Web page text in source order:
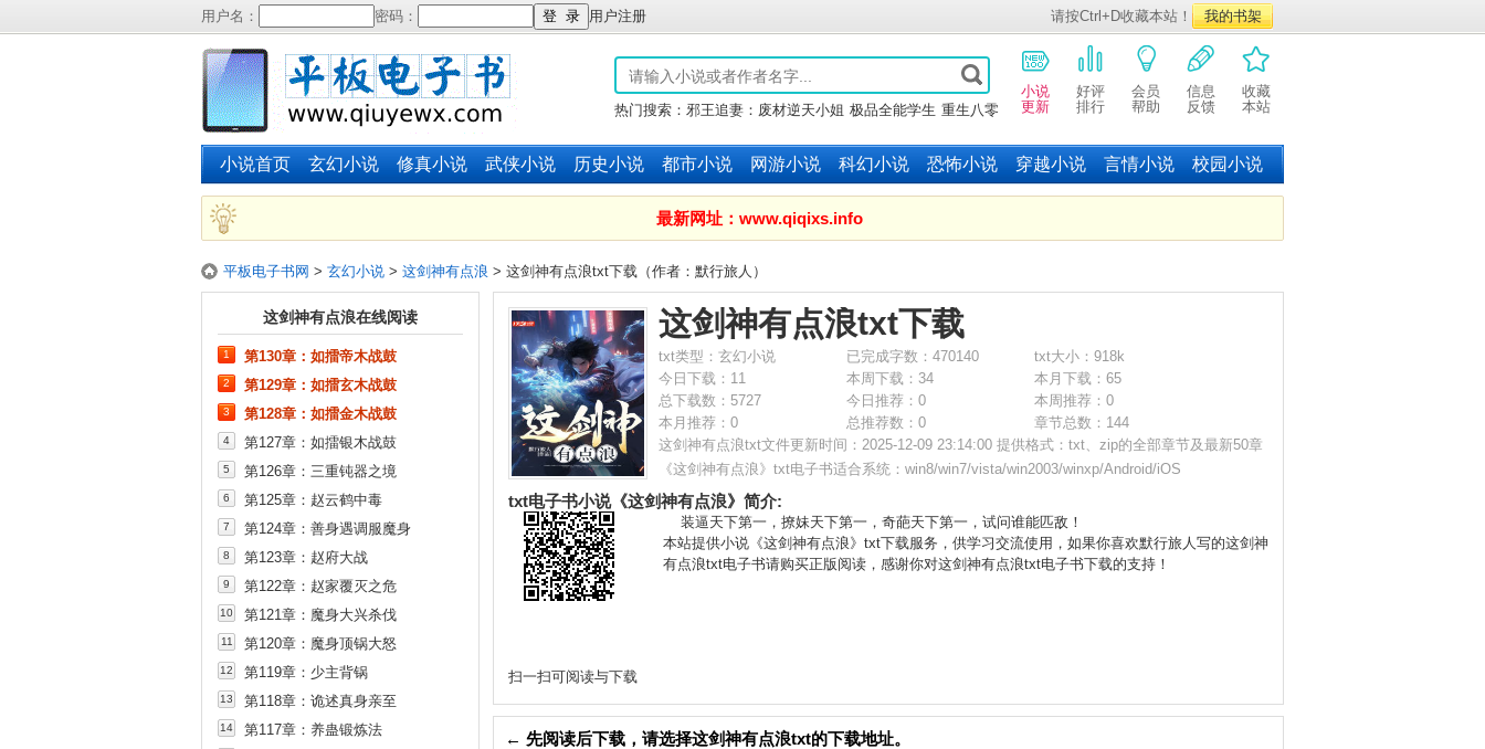
用户名： 密码： 用户注册 请按Ctrl+D收藏本站！ 我的书架
热门搜索： 邪王追妻：废材逆天小姐 极品全能学生 重生八零
锦绣军婚 万族之劫 斗破苍穹
小说
更新
好评
排行
会员
帮助
信息
反馈
收藏
本站
小说首页 玄幻小说 修真小说 武侠小说 历史小说 都市小说 网游小说 科幻小说 恐怖小说 穿越小说 言情小说 校园小说
最新网址：www.qiqixs.info
平板电子书网 > 玄幻小说 > 这剑神有点浪 > 这剑神有点浪txt下载（作者：默行旅人）
这剑神有点浪在线阅读
第130章：如擂帝木战鼓
1
第129章：如擂玄木战鼓
2
第128章：如擂金木战鼓
3
第127章：如擂银木战鼓
4
第126章：三重钝器之境
5
第125章：赵云鹤中毒
6
第124章：善身遇调服魔身
7
第123章：赵府大战
8
第122章：赵家覆灭之危
9
第121章：魔身大兴杀伐
10
第120章：魔身顶锅大怒
11
第119章：少主背锅
12
第118章：诡述真身亲至
13
第117章：养蛊锻炼法
14
这剑神有点浪txt下载
txt类型：玄幻小说 已完成字数：470140
txt大小：918k
今日下载：11
本周下载：34
本月下载：65
总下载数：5727
今日推荐：0
本周推荐：0
本月推荐：0
总推荐数：0
章节总数：144
这剑神有点浪txt文件更新时间：2025-12-09 23:14:00 提供格式：txt、zip的全部章节及最新50章
下载
《这剑神有点浪》txt电子书适合系统：win8/win7/vista/win2003/winxp/Android/iOS
txt电子书小说《这剑神有点浪》简介:
扫一扫可阅读与下载
装逼天下第一，撩妹天下第一，奇葩天下第一，试问谁能匹敌！
本站提供小说《这剑神有点浪》txt下载服务，供学习交流使用，如果你喜欢默行旅人写的这剑神
有点浪txt电子书请购买正版阅读，感谢你对这剑神有点浪txt电子书下载的支持！
← 先阅读后下载，请选择这剑神有点浪txt的下载地址。